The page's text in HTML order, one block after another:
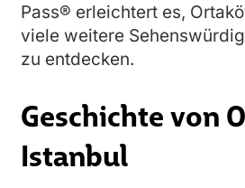
Pass® erleichtert es,
viele weitere
zu entdecken.
Geschichte von
Istanbul